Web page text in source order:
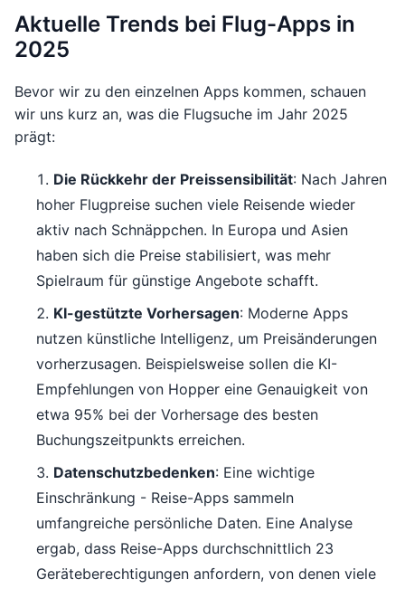
Aktuelle Trends bei Flug-Apps in
2025
Bevor wir zu den einzelnen Apps kommen, schauen
wir uns kurz an, was die Flugsuche im Jahr 2025
prägt:
Die Rückkehr der Preissensibilität: Nach Jahren
hoher Flugpreise suchen viele Reisende wieder
aktiv nach Schnäppchen. In Europa und Asien
haben sich die Preise stabilisiert, was mehr
Spielraum für günstige Angebote schafft.
KI-gestützte Vorhersagen: Moderne Apps
nutzen künstliche Intelligenz, um Preisänderungen
vorherzusagen. Beispielsweise sollen die KI-
Empfehlungen von Hopper eine Genauigkeit von
etwa 95% bei der Vorhersage des besten
Buchungszeitpunkts erreichen.
Datenschutzbedenken: Eine wichtige
Einschränkung - Reise-Apps sammeln
umfangreiche persönliche Daten. Eine Analyse
ergab, dass Reise-Apps durchschnittlich 23
Geräteberechtigungen anfordern, von denen viele